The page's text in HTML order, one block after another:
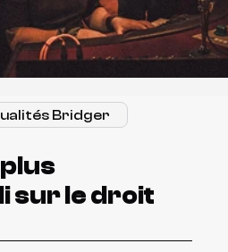
Bridger
sur le droit